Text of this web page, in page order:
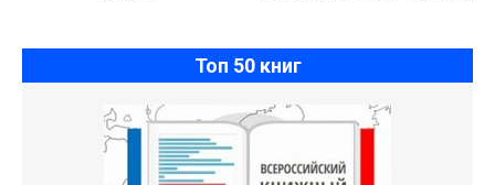
Топ 50 книг